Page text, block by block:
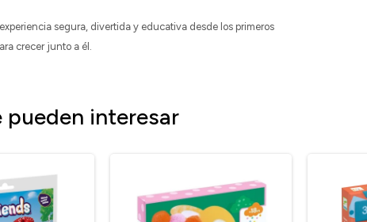
segura, divertida y educativa desde los primeros
crecer junto a él.
interesar